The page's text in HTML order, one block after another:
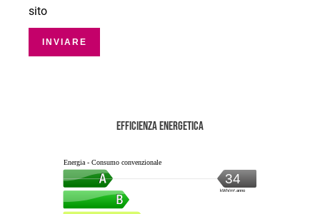
sito
INVIARE
Efficienza energetica
Energia - Consumo convenzionale
34
kWh/m².anno